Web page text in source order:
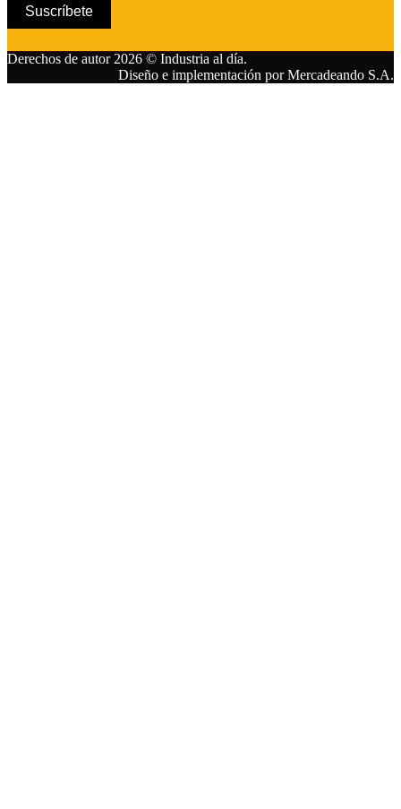
Suscríbete
Derechos de autor 2026 © Industria al día.
Diseño e implementación por Mercadeando S.A.